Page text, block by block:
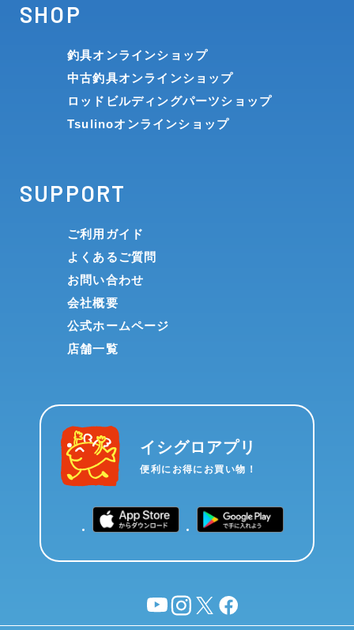
SHOP
釣具オンラインショップ
中古釣具オンラインショップ
ロッドビルディングパーツショップ
Tsulinoオンラインショップ
SUPPORT
ご利用ガイド
よくあるご質問
お問い合わせ
会社概要
公式ホームページ
店舗一覧
イシグロアプリ
便利にお得にお買い物！
YouTubeinstagram
X facebook